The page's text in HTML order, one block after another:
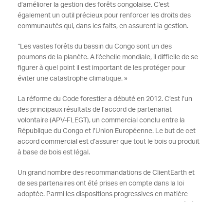
d’améliorer la gestion des forêts congolaise. C’est
également un outil précieux pour renforcer les droits des
communautés qui, dans les faits, en assurent la gestion.
“Les vastes forêts du bassin du Congo sont un des
poumons de la planète. A l’échelle mondiale, il difficile de se
figurer à quel point il est important de les protéger pour
éviter une catastrophe climatique. »
La réforme du Code forestier a débuté en 2012. C’est l’un
des principaux résultats de l’accord de partenariat
volontaire (APV-FLEGT), un commercial conclu entre la
République du Congo et l’Union Européenne. Le but de cet
accord commercial est d’assurer que tout le bois ou produit
à base de bois est légal.
Un grand nombre des recommandations de ClientEarth et
de ses partenaires ont été prises en compte dans la loi
adoptée. Parmi les dispositions progressives en matière